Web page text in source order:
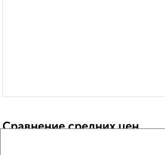
Сравнение средних цен